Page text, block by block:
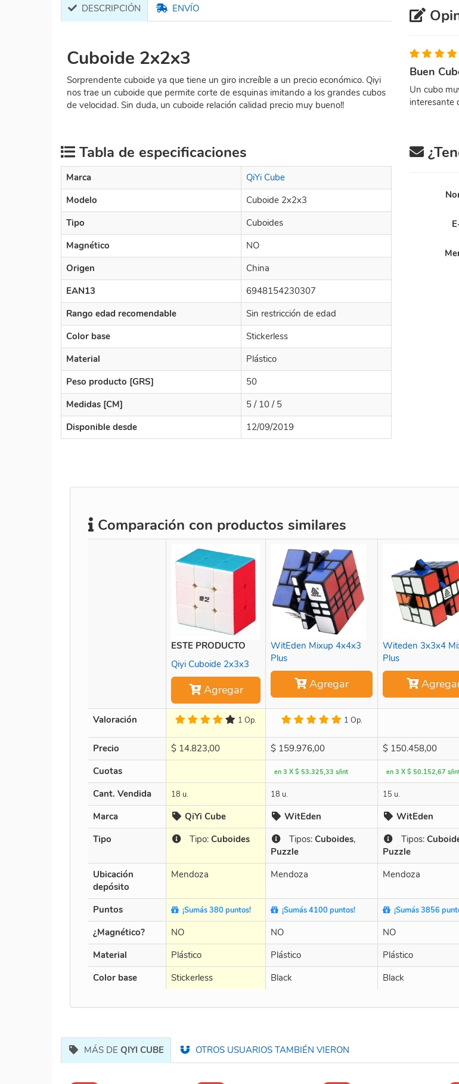
DESCRIPCIÓN ENVÍO
Cuboide 2x2x3
Sorprendente cuboide ya que tiene un giro increíble a un precio económico. Qiyi
nos trae un cuboide que permite corte de esquinas imitando a los grandes cubos
de velocidad. Sin duda, un cuboide relación calidad precio muy bueno!!
Tabla de especificaciones
Marca
QiYi Cube
Modelo
Cuboide 2x2x3
Tipo
Cuboides
Magnético
NO
Origen
China
EAN13
6948154230307
Rango edad recomendable
Sin restricción de edad
Color base
Stickerless
Material
Plástico
Peso producto [GRS]
50
Medidas [CM]
5 / 10 / 5
Disponible desde
12/09/2019
Buen
Un cubo
interesante
Comparación con productos similares
ESTE PRODUCTO
Qiyi Cuboide 2x3x3
Agregar
WitEden Mixup 4x4x3
Plus
Agregar
Witeden 3x3x4
Plus
Valoración 1 Op. 1 Op.
Precio $ 14.823,00 $ 159.976,00 $ 150.458,00
Cuotas
en 3 X $ 53.325,33 s/int en 3 X $ 50.152,67 s/
Cant. Vendida 18 u. 18 u. 15 u.
Marca QiYi Cube WitEden WitEden
Tipo
Tipo: Cuboides Tipos: Cuboides,
Puzzle
Tipos:
Puzzle
Ubicación
depósito
Mendoza Mendoza Mendoza
Puntos ¡Sumás 380 puntos! ¡Sumás 4100 puntos! ¡Sumás 3856
¿Magnético? NO NO NO
Material
Plástico Plástico Plástico
Color base
Stickerless Black Black
MÁS DE QIYI CUBE OTROS USUARIOS TAMBIÉN VIERON